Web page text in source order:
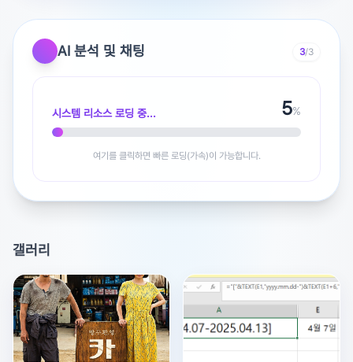
데 ...
광고 [X]를 누르면 내용이 해제됩니다
AI 분석 및 채팅 3/3
시스템 리소스 로딩 중... 5%
여기를 클릭하면 빠른 로딩(가속)이 가능합니다.
갤러리